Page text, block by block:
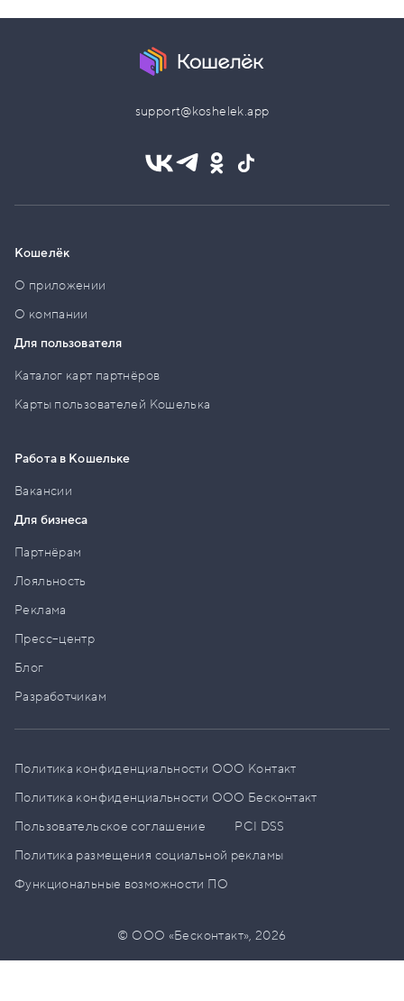
support@koshelek.app
Кошелёк
О приложении
О компании
Для пользователя
Каталог карт партнёров
Карты пользователей Кошелька
Работа в Кошельке
Вакансии
Для бизнеса
Партнёрам
Лояльность
Реклама
Пресс–центр
Блог
Разработчикам
Политика конфиденциальности ООО Контакт
Политика конфиденциальности ООО Бесконтакт
Пользовательское соглашение
PCI DSS
Политика размещения социальной рекламы
Функциональные возможности ПО
© ООО «Бесконтакт»,2026